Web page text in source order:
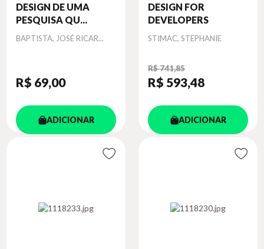
DESIGN DE UMA
PESQUISA QU...
Autor
BAPTISTA, JOSÉ RICAR...
R$ 69,00
ADICIONAR
DESIGN FOR
DEVELOPERS
Autor
STIMAC, STEPHANIE
R$ 741,85
R$ 593,48
ADICIONAR